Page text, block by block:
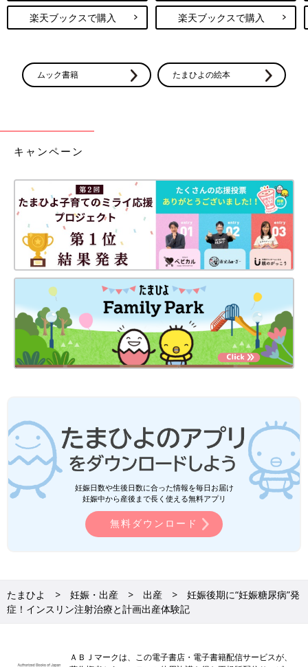
楽天ブックスで購入 楽天ブックスで購入
ムック書籍 たまひよの絵本
キャンペーン
妊娠日数や生後日数に合った情報を毎日お届け
妊娠中から産後まで長く使える無料アプリ
無料ダウンロード
たまひよ 妊娠・出産 出産
妊娠後期に“妊娠糖尿病”発
症！インスリン注射治療と計画出産体験記
ＡＢＪマークは、この電子書店・電子書籍配信サービスが、